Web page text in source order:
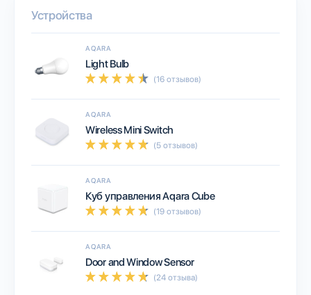
Устройства
AQARA
Light Bulb
(16 отзывов)
AQARA
Wireless Mini Switch
(5 отзывов)
AQARA
Куб управления Aqara Cube
(19 отзывов)
AQARA
Door and Window Sensor
(24 отзыва)